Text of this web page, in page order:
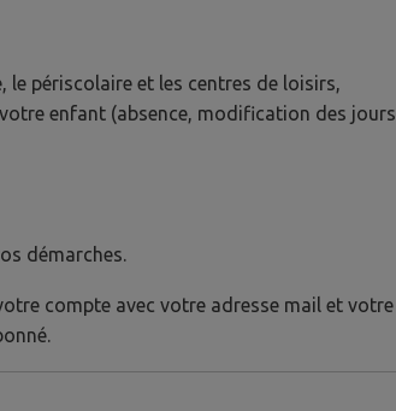
le périscolaire et les centres de loisirs,
enfant (absence, modification des jours
démarches.
compte avec votre adresse mail et votre